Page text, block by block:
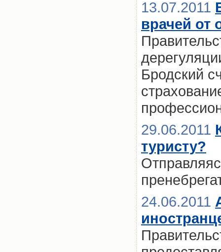
13.07.2011
врачей от
Бродский
29.06.2011
туристу?
24.06.2011